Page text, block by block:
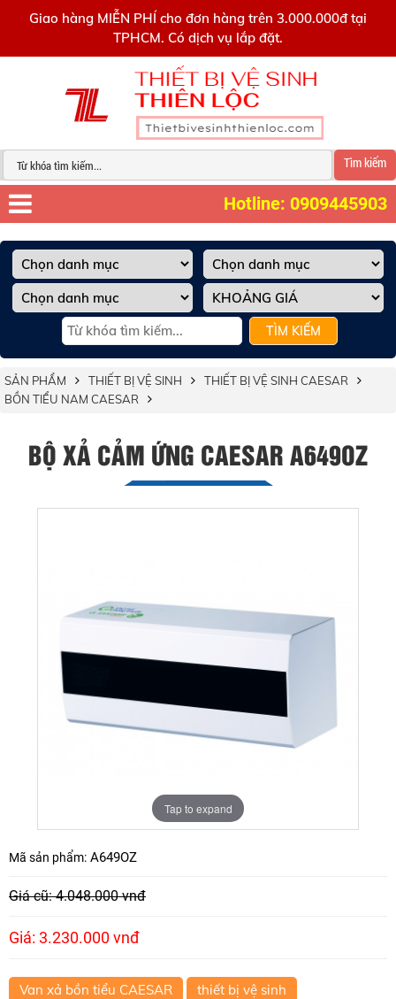
Giao hàng MIỄN PHÍ cho đơn hàng trên 3.000.000đ tại
TPHCM. Có dịch vụ lắp đặt.
Tìm kiếm
Hotline: 0909445903
TÌM KIẾM
SẢN PHẨM THIẾT BỊ VỆ SINH
THIẾT BỊ VỆ SINH CAESAR
BỒN TIỂU NAM CAESAR
BỘ XẢ CẢM ỨNG CAESAR A649OZ
Tap to expand
Mã sản phẩm: A649OZ
Giá cũ: 4.048.000 vnđ
Giá: 3.230.000 vnđ
Van xả bồn tiểu CAESAR
thiết bị vệ sinh
0909445903